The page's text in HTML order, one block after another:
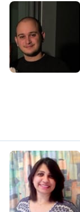
M
S